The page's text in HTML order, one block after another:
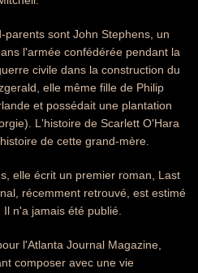
sont John Stephens, un
l'armée confédérée pendant la
civile dans la construction du
elle même fille de Philip
et possédait une plantation
L'histoire de Scarlett O'Hara
de cette grand-mère.
elle écrit un premier roman, Last
récemment retrouvé, est estimé
n'a jamais été publié.
l'Atlanta Journal Magazine,
composer avec une vie